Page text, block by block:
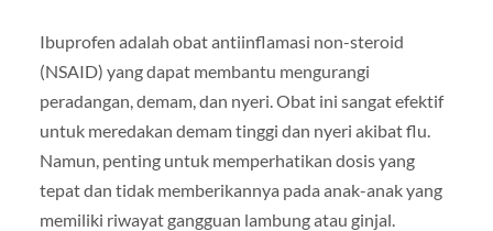
Ibuprofen adalah obat antiinflamasi non-steroid
(NSAID) yang dapat membantu mengurangi
peradangan, demam, dan nyeri. Obat ini sangat efektif
untuk meredakan demam tinggi dan nyeri akibat flu.
Namun, penting untuk memperhatikan dosis yang
tepat dan tidak memberikannya pada anak-anak yang
memiliki riwayat gangguan lambung atau ginjal.